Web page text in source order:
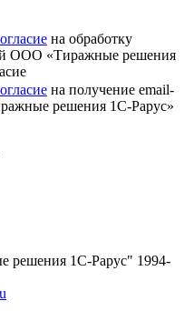
на обработку
ООО «Тиражные решения
на получение email-
решения 1С-Рарус»
решения 1С-Рарус" 1994-